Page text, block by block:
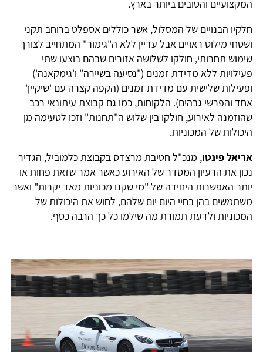
המקצועיים והטובים ביותר בארץ.
חלקיו הבנויים של המסלול, אשר כוללים אספלט ברוחב תקני
ושטחי מילוט ראויים אבל עדיין ללא ה"גימור" המתחייב לצורך
שימוש תחרותי, חולקו לשלושה אזורים שבהם בוצעו שתי
פעילויות ללא מדידת זמנים ("נסיעה בשיירה" ו'גימקאנה')
ופעילות שלישית עם מדידת זמנים (הקפה קצרה עם 'שיקיין'
אחד והפרשי גבהים). הלקוחות, כמו גם קבוצת עיתונאי רכב
שהוזמנה לאירוע, חולקו בין שלוש ה"תחנות" וזכו לטעימה מן
היכולות של המכוניות.
אריאל פינטו, מנכ"ל חטיבת מרצדס בקבוצת כלמוביל, הגדיר
נכון את הרעיון המסדר של האירוע כאשר אמר שזאת פחות או
יותר האפשרות היחידה של "מי שקנו מכוניות מאד יקרות" ואשר
משתמשים בהן בחיי היום יום שלהם, לחוש את היכולות של
המכוניות ולדעת תמורת מה שילמו כל כך הרבה כסף.